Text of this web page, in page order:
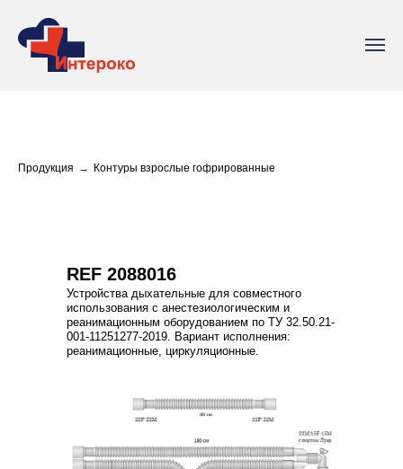
Продукция → Контуры взрослые гофрированные
REF 2088016
Устройства дыхательные для совместного
использования с анестезиологическим и
реанимационным оборудованием по ТУ 32.50.21-
001-11251277-2019. Вариант исполнения:
реанимационные, циркуляционные.